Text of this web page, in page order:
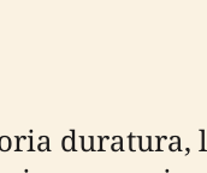
duratura,